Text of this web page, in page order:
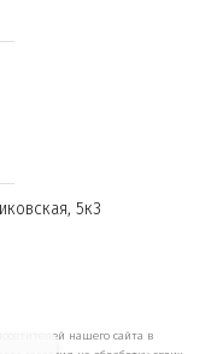
5к3
нашего сайта в